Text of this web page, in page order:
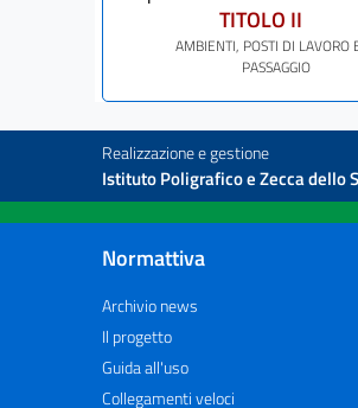
TITOLO II
AMBIENTI, POSTI DI LAVORO
PASSAGGIO
CAPO
I
DISPOSIZIONI DI CARATTERE
Pavimenti e
8
10
Realizzazione e gestione
Istituto Poligrafico e Zecca dello
Normattiva
Archivio news
Il progetto
Guida all'uso
Collegamenti veloci